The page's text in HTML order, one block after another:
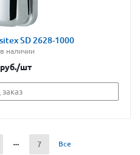
SD 2628-1000
наличии
руб./шт
7 Все